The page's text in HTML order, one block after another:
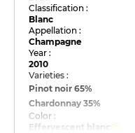
Classification :
Blanc
Appellation :
Champagne
Year :
2010
Varieties :
Pinot noir65%
Chardonnay35%
Color :
Effervescent blanc